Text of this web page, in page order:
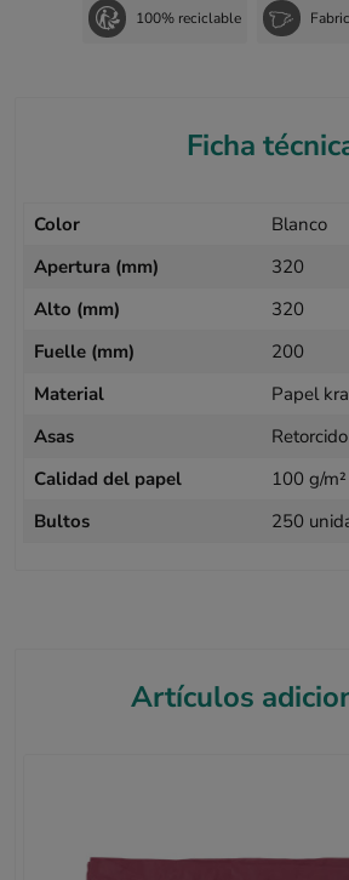
100% reciclable
Ficha
Color
Blanco
Apertura (mm)
320
Alto (mm)
320
Fuelle (mm)
200
Material
Papel
Asas
Retorcido
Calidad del papel
100 g/m²
Bultos
250
Artículos